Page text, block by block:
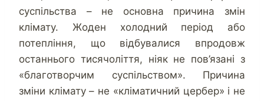
суспільства – не основна причина змін
клімату. Жоден холодний період або
потепління, що відбувалися впродовж
останнього тисячоліття, ніяк не пов’язані з
«благотворчим суспільством». Причина
зміни клімату – не «кліматичний цербер» і не